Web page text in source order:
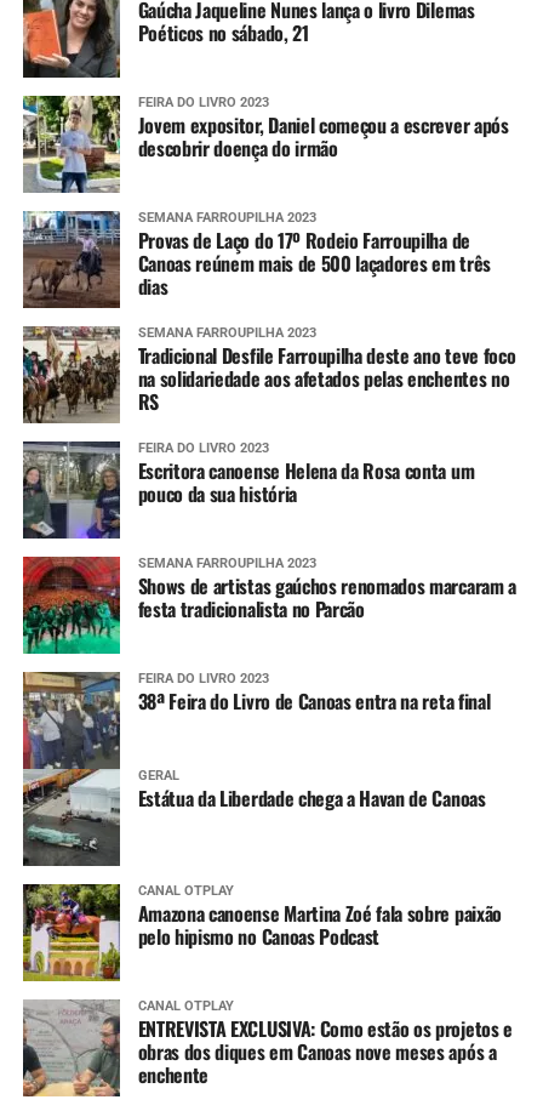
Gaúcha Jaqueline Nunes lança o livro Dilemas
Poéticos no sábado, 21
FEIRA DO LIVRO 2023
Jovem expositor, Daniel começou a escrever após
descobrir doença do irmão
SEMANA FARROUPILHA 2023
Provas de Laço do 17º Rodeio Farroupilha de
Canoas reúnem mais de 500 laçadores em três
dias
SEMANA FARROUPILHA 2023
Tradicional Desfile Farroupilha deste ano teve foco
na solidariedade aos afetados pelas enchentes no
RS
FEIRA DO LIVRO 2023
Escritora canoense Helena da Rosa conta um
pouco da sua história
SEMANA FARROUPILHA 2023
Shows de artistas gaúchos renomados marcaram a
festa tradicionalista no Parcão
FEIRA DO LIVRO 2023
38ª Feira do Livro de Canoas entra na reta final
GERAL
Estátua da Liberdade chega a Havan de Canoas
CANAL OTPLAY
Amazona canoense Martina Zoé fala sobre paixão
pelo hipismo no Canoas Podcast
CANAL OTPLAY
ENTREVISTA EXCLUSIVA: Como estão os projetos e
obras dos diques em Canoas nove meses após a
enchente